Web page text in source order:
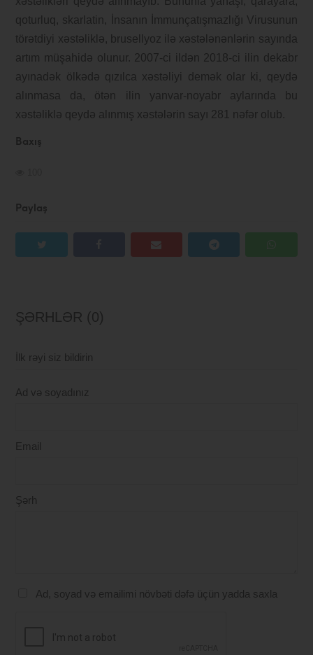
Baxış
Paylaş
qoturluq, skarlatin, İnsanın İmmunçatışmazlığı Virusunun
törətdiyi xəstəliklə, brusellyoz ilə xəstələnənlərin sayında
artım müşahidə olunur. 2007-ci ildən 2018-ci ilin dekabr
ayınadək ölkədə qızılca xəstəliyi demək olar ki, qeydə
alınmasa da, ötən ilin yanvar-noyabr aylarında bu
xəstəliklə qeydə alınmış xəstələrin sayı 281 nəfər olub.
ŞƏRHLƏR (0)
İlk rəyi siz bildirin
Ad və soyadınız
Email
Şərh
Ad, soyad və emailimi növbəti dəfə üçün yadda saxla